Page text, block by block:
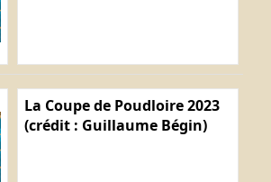
La Coupe de Poudloire 2023
(crédit : Guillaume Bégin)